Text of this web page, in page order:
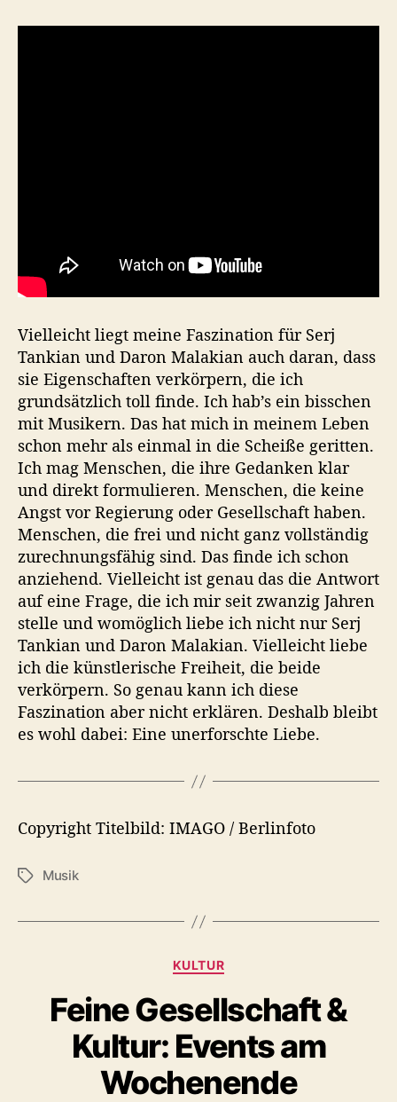
Vielleicht liegt meine Faszination für Serj
Tankian und Daron Malakian auch daran, dass
sie Eigenschaften verkörpern, die ich
grundsätzlich toll finde. Ich hab’s ein bisschen
mit Musikern. Das hat mich in meinem Leben
schon mehr als einmal in die Scheiße geritten.
Ich mag Menschen, die ihre Gedanken klar
und direkt formulieren. Menschen, die keine
Angst vor Regierung oder Gesellschaft haben.
Menschen, die frei und nicht ganz vollständig
zurechnungsfähig sind. Das finde ich schon
anziehend. Vielleicht ist genau das die Antwort
auf eine Frage, die ich mir seit zwanzig Jahren
stelle und womöglich liebe ich nicht nur Serj
Tankian und Daron Malakian. Vielleicht liebe
ich die künstlerische Freiheit, die beide
verkörpern. So genau kann ich diese
Faszination aber nicht erklären. Deshalb bleibt
es wohl dabei: Eine unerforschte Liebe.
Copyright Titelbild: IMAGO / Berlinfoto
S
Musik
K
t
e
g
o
r
KULTUR
Feine Gesellschaft &
Kultur: Events am
Wochenende